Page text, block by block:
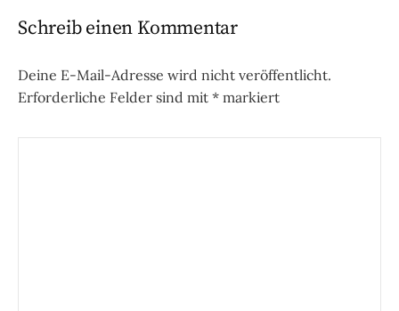
Schreib einen Kommentar
Deine E-Mail-Adresse wird nicht veröffentlicht.
Erforderliche Felder sind mit * markiert